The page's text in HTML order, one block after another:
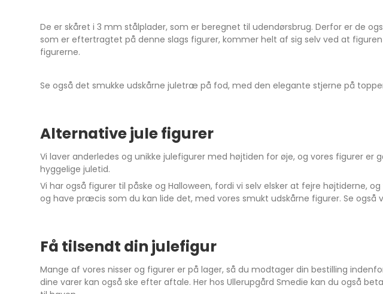
De er skåret i 3 mm stålplader, som er beregnet til udendørsbrug. Derfor er de
som er eftertragtet på denne slags figurer, kommer helt af sig selv ved at
figurerne.
Se også det smukke udskårne juletræ på fod, med den elegante stjerne på
Alternative jule figurer
Vi laver anderledes og unikke julefigurer med højtiden for øje, og vores figurer
hyggelige juletid.
Vi har også figurer til påske og Halloween, fordi vi selv elsker at fejre
og have præcis som du kan lide det, med vores smukt udskårne figurer. Se
Få tilsendt din julefigur
Mange af vores nisser og figurer er på lager, så du modtager din bestilling
dine varer kan også ske efter aftale. Her hos Ullerupgård Smedie kan du også